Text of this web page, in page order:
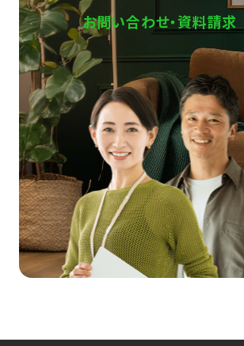
お問い合わせ・資料請求